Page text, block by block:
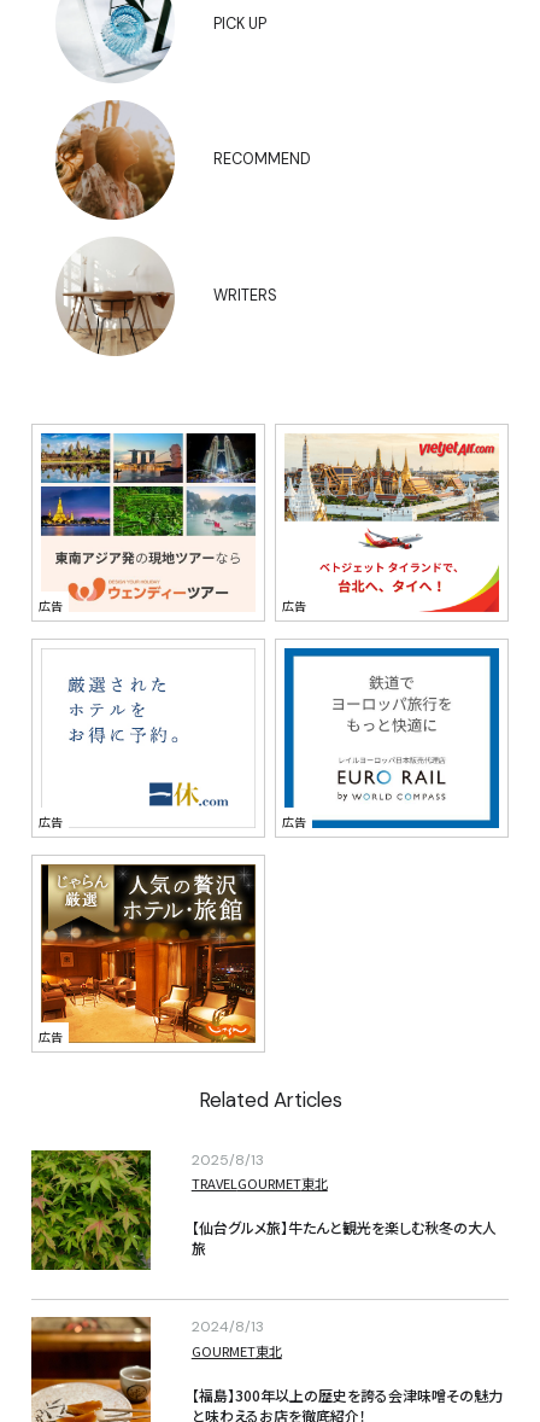
PICK UP
RECOMMEND
WRITERS
Related Articles
2025/8/13
TRAVELGOURMET東北
【仙台グルメ旅】牛たんと観光を楽しむ秋冬の大人
旅
2024/8/13
GOURMET東北
【福島】300年以上の歴史を誇る会津味噌その魅力
と味わえるお店を徹底紹介！